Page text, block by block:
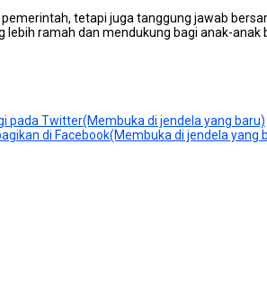
pemerintah, tetapi juga tanggung jawab
lebih ramah dan mendukung bagi anak-
pada Twitter(Membuka di jendela yang baru)
di Facebook(Membuka di jendela yang